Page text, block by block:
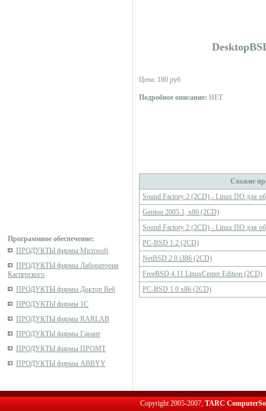
Программное обеспечение:
ПРОДУКТЫ фирмы Microsoft
ПРОДУКТЫ фирмы Лаборатория
Касперского
ПРОДУКТЫ фирмы Доктор Веб
ПРОДУКТЫ фирмы 1С
ПРОДУКТЫ фирмы RARLAB
ПРОДУКТЫ фирмы Гарант
ПРОДУКТЫ фирмы ПРОМТ
ПРОДУКТЫ фирмы ABBYY
Цена: 180 руб
Подробное описание: НЕТ
Схожие
Sound Factory 2 (2CD) - Linux ПО для
Gentoo 2005.1, x86 (2CD)
Sound Factory 2 (2CD) - Linux ПО для
PC-BSD 1.2 (2CD)
NetBSD 2.0 i386 (2CD)
FreeBSD 4.11 LinuxCenter Edition (2CD)
PC-BSD 1.0 x86 (2CD)
Copyright 2005-2007, TARC